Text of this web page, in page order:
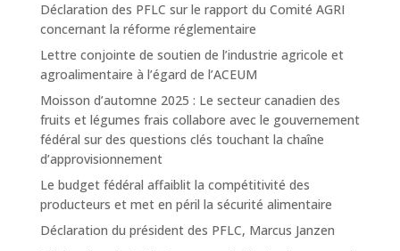
Déclaration des PFLC sur le rapport du Comité AGRI
concernant la réforme réglementaire
Lettre conjointe de soutien de l’industrie agricole et
agroalimentaire à l’égard de l’ACEUM
Moisson d’automne 2025 : Le secteur canadien des
fruits et légumes frais collabore avec le gouvernement
fédéral sur des questions clés touchant la chaîne
d’approvisionnement
Le budget fédéral affaiblit la compétitivité des
producteurs et met en péril la sécurité alimentaire
Déclaration du président des PFLC, Marcus Janzen